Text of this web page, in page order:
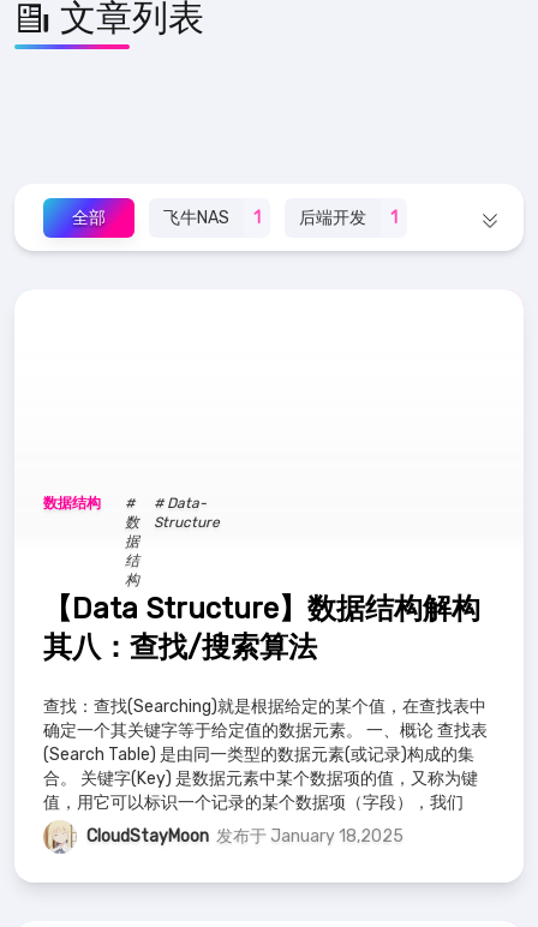
文章列表
全部 飞牛NAS 1 后端开发 1
Data-Structure
mysql 19 all -in-one 3 PVE 3
数据结构
#
数
据
结
构
# Data-
Structure
【Data Structure】数据结构解构
其八：查找/搜索算法
查找：查找(Searching)就是根据给定的某个值，在查找表中
确定一个其关键字等于给定值的数据元素。 一、概论 查找表
(Search Table) 是由同一类型的数据元素(或记录)构成的集
合。 关键字(Key) 是数据元素中某个数据项的值，又称为键
值，用它可以标识一个记录的某个数据项（字段），我们
CloudStayMoon 发布于 January 18,2025